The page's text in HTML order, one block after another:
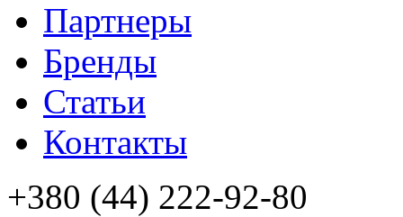
Партнеры
Бренды
Статьи
Контакты
+380 (44) 222-92-80